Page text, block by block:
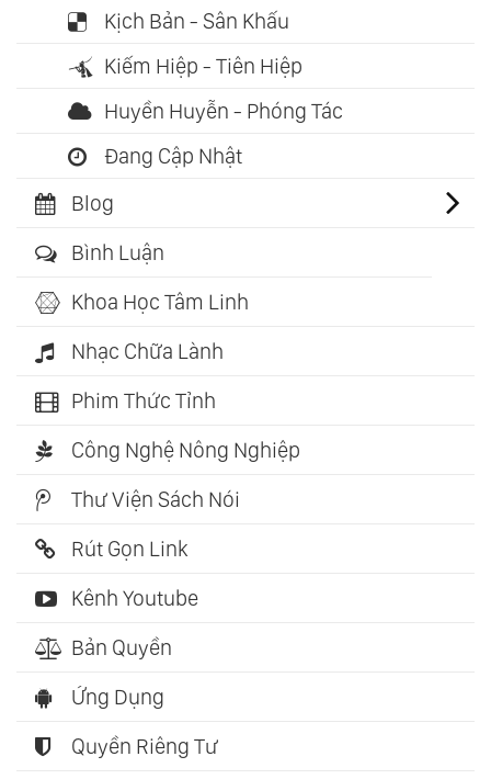
Kịch Bản - Sân Khấu
Kiếm Hiệp - Tiên Hiệp
Huyền Huyễn - Phóng Tác
Đang Cập Nhật
Blog
Bình Luận
Khoa Học Tâm Linh
Nhạc Chữa Lành
Phim Thức Tỉnh
Công Nghệ Nông Nghiệp
Thư Viện Sách Nói
Rút Gọn Link
Kênh Youtube
Bản Quyền
Ứng Dụng
Quyền Riêng Tư